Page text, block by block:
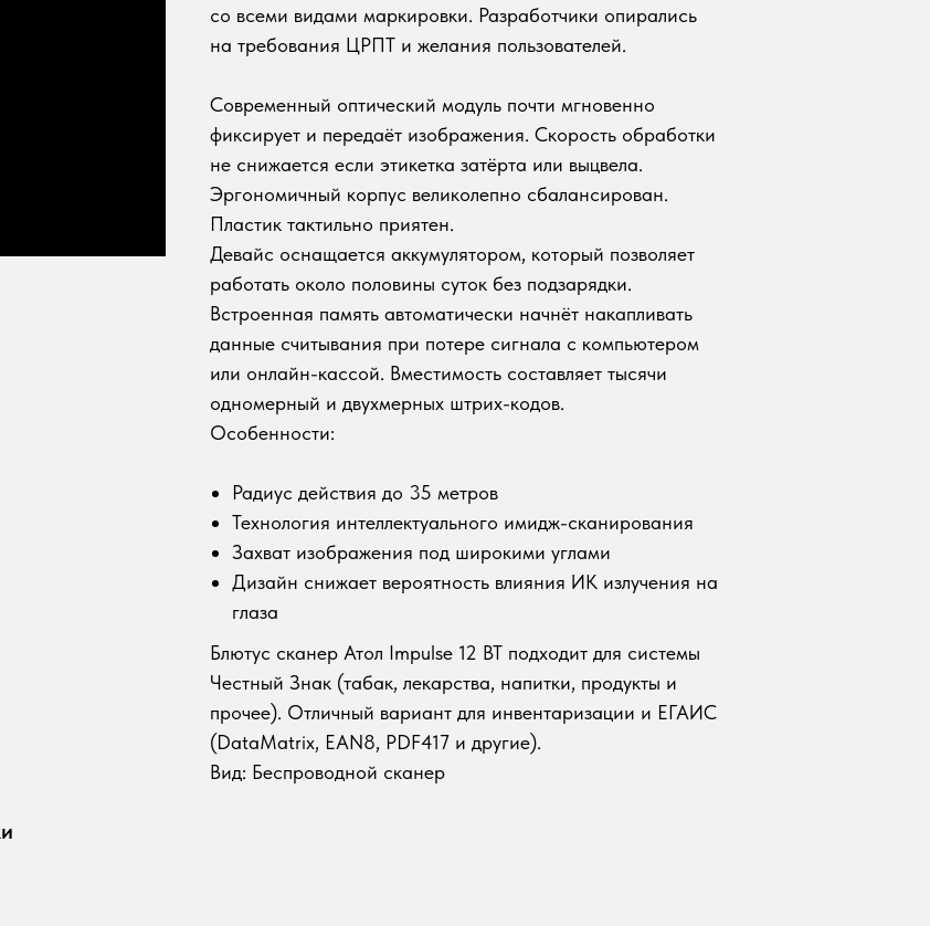
со всеми видами маркировки. Разработчики опирались
на требования ЦРПТ и желания пользователей.
Современный оптический модуль почти мгновенно
фиксирует и передаёт изображения. Скорость обработки
не снижается если этикетка затёрта или выцвела.
Эргономичный корпус великолепно сбалансирован.
Пластик тактильно приятен.
Девайс оснащается аккумулятором, который позволяет
работать около половины суток без подзарядки.
Встроенная память автоматически начнёт накапливать
данные считывания при потере сигнала с компьютером
или онлайн-кассой. Вместимость составляет тысячи
одномерный и двухмерных штрих-кодов.
Особенности:
Радиус действия до 35 метров
Технология интеллектуального имидж-сканирования
Захват изображения под широкими углами
Дизайн снижает вероятность влияния ИК излучения на
глаза
Блютус сканер Атол Impulse 12 BT подходит для системы
Честный Знак (табак, лекарства, напитки, продукты и
прочее). Отличный вариант для инвентаризации и ЕГАИС
(DataMatrix, EAN8, PDF417 и другие).
Вид: Беспроводной сканер